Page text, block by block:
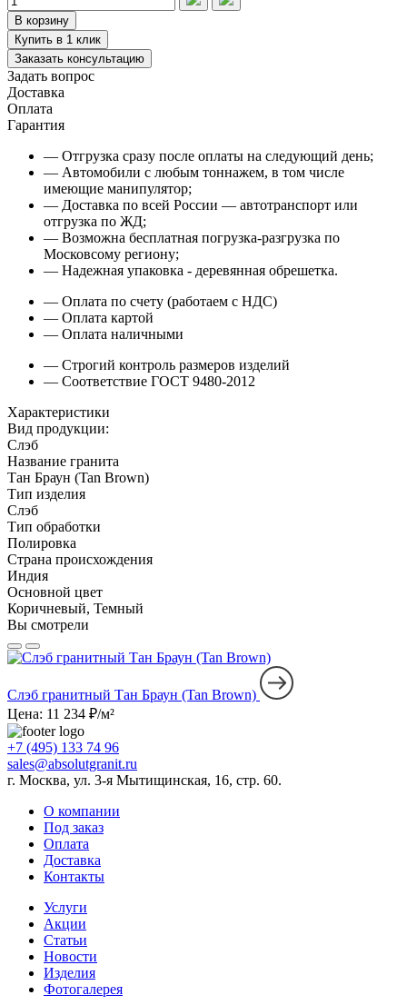
В корзину
Купить в 1 клик
Заказать консультацию
Задать вопрос
Доставка
Оплата
Гарантия
— Отгрузка сразу после оплаты на следующий день;
— Автомобили с любым тоннажем, в том числе
имеющие манипулятор;
— Доставка по всей России — автотранспорт или
отгрузка по ЖД;
— Возможна бесплатная погрузка-разгрузка по
Московсому региону;
— Надежная упаковка - деревянная обрешетка.
— Оплата по счету (работаем с НДС)
— Оплата картой
— Оплата наличными
— Строгий контроль размеров изделий
— Соответствие ГОСТ 9480-2012
Характеристики
Вид продукции:
Слэб
Название гранита
Тан Браун (Tan Brown)
Тип изделия
Слэб
Тип обработки
Полировка
Страна происхождения
Индия
Основной цвет
Коричневый, Темный
Вы смотрели
Слэб гранитный Тан Браун (Tan Brown)
Цена: 11 234 ₽/м²
+7 (495) 133 74 96
sales@absolutgranit.ru
г. Москва, ул. 3-я Мытищинская, 16, стр. 60.
О компании
Под заказ
Оплата
Доставка
Контакты
Услуги
Акции
Статьи
Новости
Изделия
Фотогалерея